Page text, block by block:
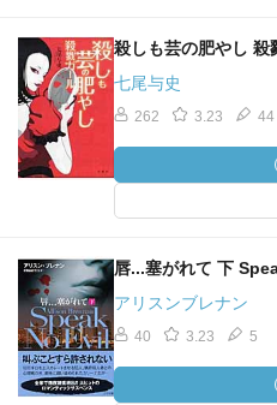
殺しも芸の肥やし 殺
七尾与史
262 3.23 44
唇...塞がれて 下
アリスンブレナン
40 3.23 5